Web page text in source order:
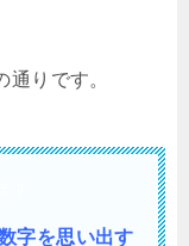
りです。
字を思い出す